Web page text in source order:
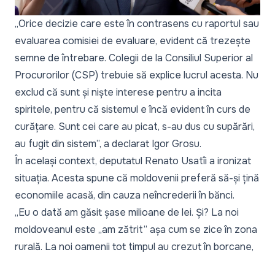
„Orice decizie care este în contrasens cu raportul sau
evaluarea comisiei de evaluare, evident că trezește
semne de întrebare. Colegii de la Consiliul Superior al
Procurorilor (CSP) trebuie să explice lucrul acesta. Nu
exclud că sunt și niște interese pentru a incita
spiritele, pentru că sistemul e încă evident în curs de
curățare. Sunt cei care au picat, s-au dus cu supărări,
au fugit din sistem”, a declarat Igor Grosu.
În același context, deputatul Renato Usatîi a ironizat
situația. Acesta spune că moldovenii preferă să-și țină
economiile acasă, din cauza neîncrederii în bănci.
„Eu o dată am găsit șase milioane de lei. Și? La noi
moldoveanul este „am zătrit” așa cum se zice în zona
rurală. La noi oamenii tot timpul au crezut în borcane,